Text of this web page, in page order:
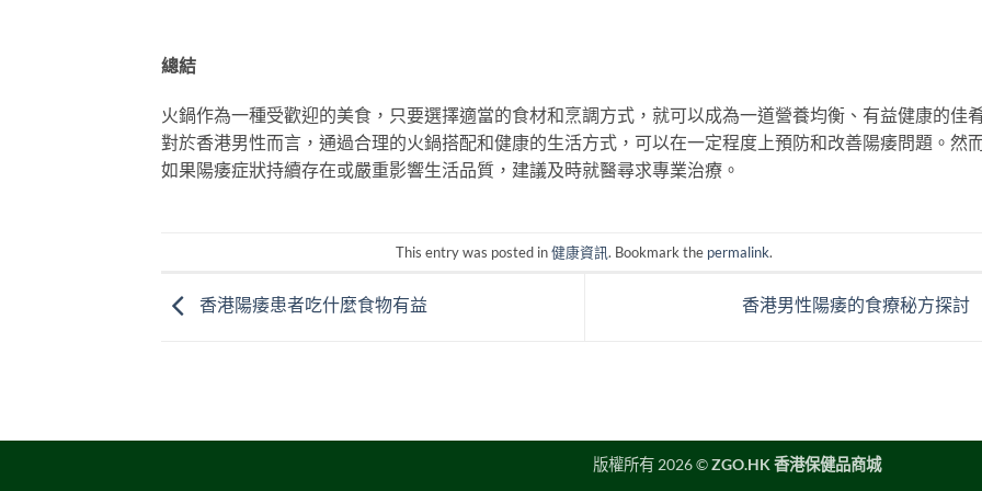
總結
火鍋作為一種受歡迎的美食，只要選擇適當的食材和烹調方式，就可以成為一道營養均衡、有益健康的佳
對於香港男性而言，通過合理的火鍋搭配和健康的生活方式，可以在一定程度上預防和改善陽痿問題。然
如果陽痿症狀持續存在或嚴重影響生活品質，建議及時就醫尋求專業治療。
This entry was posted in健康資訊. Bookmark the permalink.
香港陽痿患者吃什麼食物有益 香港男性陽痿的食療秘方探討
版權所有 2026 ©ZGO.HK 香港保健品商城